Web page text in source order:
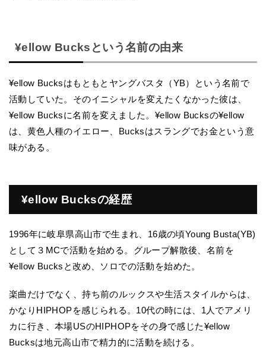
¥ellow Bucksという名前の由来
¥ellow Bucksはもともとヤングバスタ（YB）という名前で
活動していた。そのイニシャルを変えたくなかった彼は、
¥ellow Bucksに名前を変えました。¥ellow Bucksの¥ellow
は、黄色人種のイエロー、Bucksはスラングでお金という意
味がある。
¥ellow Bucksの経歴
1996年に岐阜県高山市で生まれ、16歳の頃Young Busta(YB)
として３MCで活動を始める。グループ解散後、名前を
¥ellow Bucksと改め、ソロでの活動を始めた。
楽曲だけでなく、持ち前のルックスや生活スタイルからは、
かなりHIPHOPを感じられる。10代の時には、1人でアメリ
カに行き、本場USのHIPHOPをその身で感じた¥ellow
Bucksは地元高山市で精力的に活動を続ける。